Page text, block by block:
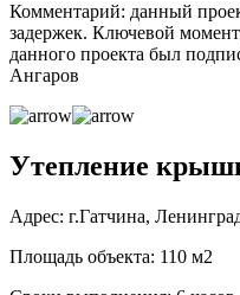
Комментарий: данный
задержек. Ключевой
данного проекта был
Ангаров
Утепление
Адрес: г.Гатчина,
Площадь объекта: 110 м2